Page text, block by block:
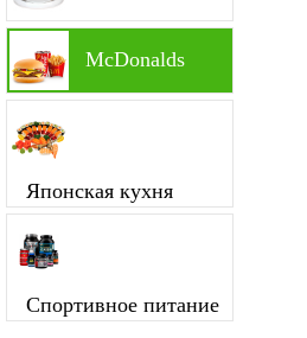
McDonalds
Японская кухня
Спортивное питание